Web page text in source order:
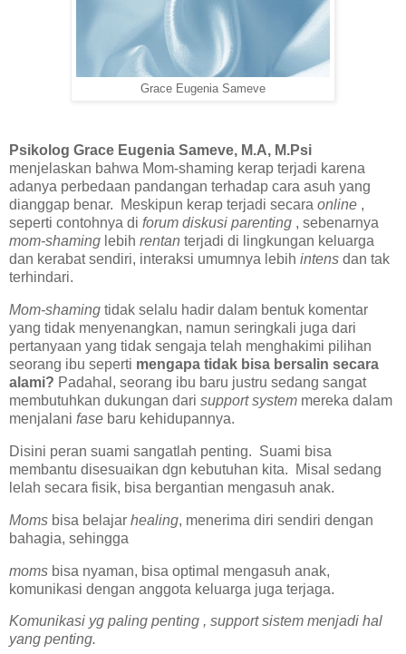
Grace Eugenia Sameve
Psikolog Grace Eugenia Sameve, M.A, M.Psi
menjelaskan bahwa Mom-shaming kerap terjadi karena
adanya perbedaan pandangan terhadap cara asuh yang
dianggap benar. Meskipun kerap terjadi secara online ,
seperti contohnya di forum diskusi parenting , sebenarnya
mom-shaming lebih rentan terjadi di lingkungan keluarga
dan kerabat sendiri, interaksi umumnya lebih intens dan tak
terhindari.
Mom-shaming tidak selalu hadir dalam bentuk komentar
yang tidak menyenangkan, namun seringkali juga dari
pertanyaan yang tidak sengaja telah menghakimi pilihan
seorang ibu seperti mengapa tidak bisa bersalin secara
alami? Padahal, seorang ibu baru justru sedang sangat
membutuhkan dukungan dari support system mereka dalam
menjalani fase baru kehidupannya.
Disini peran suami sangatlah penting. Suami bisa
membantu disesuaikan dgn kebutuhan kita. Misal sedang
lelah secara fisik, bisa bergantian mengasuh anak.
Moms bisa belajar healing, menerima diri sendiri dengan
bahagia, sehingga
moms bisa nyaman, bisa optimal mengasuh anak,
komunikasi dengan anggota keluarga juga terjaga.
Komunikasi yg paling penting , support sistem menjadi hal
yang penting.